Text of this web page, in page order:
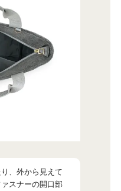
、外から見えて
スナーの開口部